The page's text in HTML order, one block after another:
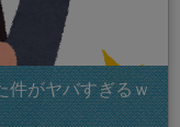
件がヤバすぎるｗ